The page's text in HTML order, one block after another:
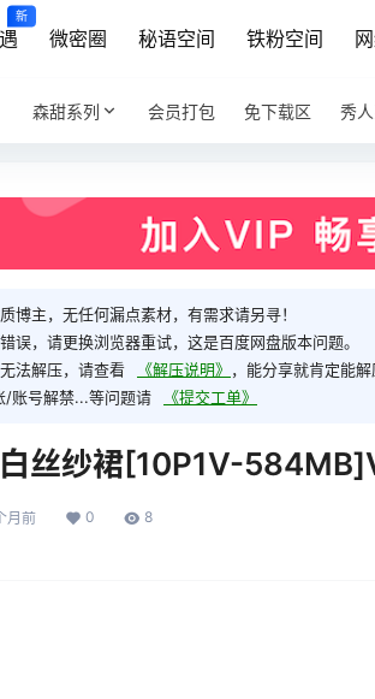
新
微密圈 秘语空间 铁粉空间
森甜系列 会员打包 免下载区 秀
博主，无任何漏点素材，有需求请另寻！
误，请更换浏览器重试，这是百度网盘版本问题。
法解压，请查看
《解压说明》 ，能分享就肯定能解
账号解禁...等问题请
《提交工单》
丝纱裙[10P1V-
月前 0 8